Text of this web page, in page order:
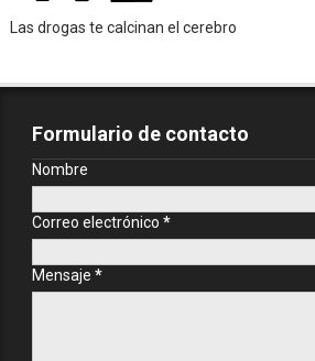
Las drogas te calcinan el cerebro
Formulario de contacto
Nombre
Correo electrónico *
Mensaje *